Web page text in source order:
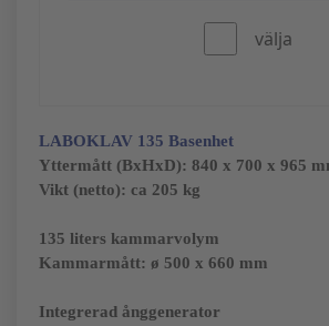
välja
LABOKLAV 135 Basenhet
Yttermått (BxHxD): 840 x 700 x 965
Vikt (netto): ca 205 kg
135 liters kammarvolym
Kammarmått: ø 500 x 660 mm
Integrerad ånggenerator